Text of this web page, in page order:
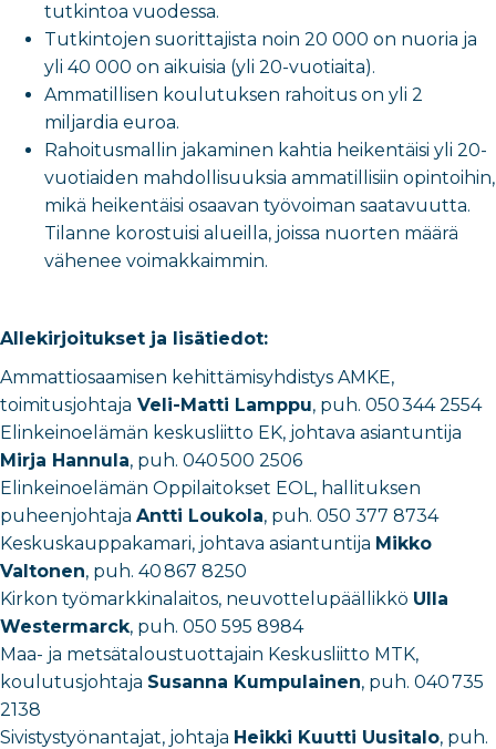
tutkintoa vuodessa.
Tutkintojen suorittajista noin 20 000 on nuoria ja
yli 40 000 on aikuisia (yli 20-vuotiaita).
Ammatillisen koulutuksen rahoitus on yli 2
miljardia euroa.
Rahoitusmallin jakaminen kahtia heikentäisi yli 20-
vuotiaiden mahdollisuuksia ammatillisiin opintoihin,
mikä heikentäisi osaavan työvoiman saatavuutta.
Tilanne korostuisi alueilla, joissa nuorten määrä
vähenee voimakkaimmin.
Allekirjoitukset ja lisätiedot:
Ammattiosaamisen kehittämisyhdistys AMKE,
toimitusjohtaja Veli-Matti Lamppu, puh. 050 344 2554
Elinkeinoelämän keskusliitto EK, johtava asiantuntija
Mirja Hannula, puh. 040 500 2506
Elinkeinoelämän Oppilaitokset EOL, hallituksen
puheenjohtaja Antti Loukola, puh. 050 377 8734
Keskuskauppakamari, johtava asiantuntija Mikko
Valtonen, puh. 40 867 8250
Kirkon työmarkkinalaitos, neuvottelupäällikkö Ulla
Westermarck, puh. 050 595 8984
Maa- ja metsätaloustuottajain Keskusliitto MTK,
koulutusjohtaja Susanna Kumpulainen, puh. 040 735
2138
Sivistystyönantajat, johtaja Heikki Kuutti Uusitalo, puh.